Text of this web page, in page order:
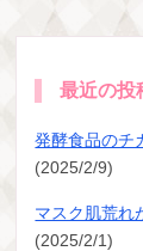
最近の投
発酵食品のチ
(2025/2/9)
マスク肌荒れ
(2025/2/1)